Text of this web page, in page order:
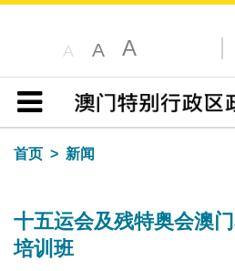
A A A
目录
首页
新闻
十五运会及残特奥会澳
培训班